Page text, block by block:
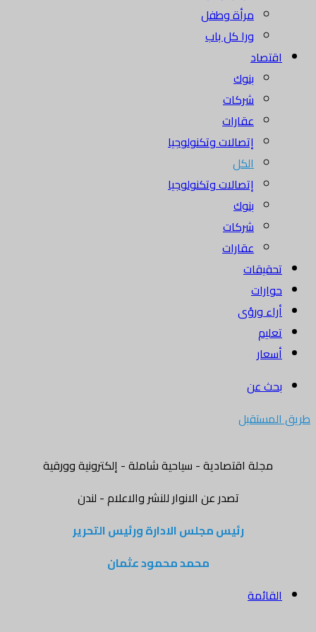
مرأة وطفل
ورا كل باب
اقتصاد
بنوك
شركات
عقارات
إتصالات وتكنولوجيا
الكل
إتصالات وتكنولوجيا
بنوك
شركات
عقارات
تحقيقات
حوارات
أراء ورؤى
تعليم
أسعار
بحث عن
طريق المستقبل
مجلة اقتصادية - سياحية شاملة - إلكترونية وورقية
تصدر عن الانوار للنشر والاعلام - لندن
رئيس مجلس الادارة ورئيس التحرير
محمد محمود عثمان
القائمة